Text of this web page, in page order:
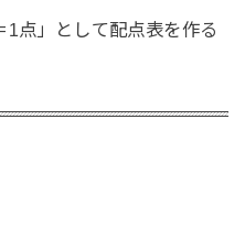
1点」として配点表を作る